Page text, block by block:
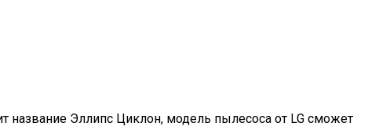
название Эллипс Циклон, модель пылесоса от LG сможет